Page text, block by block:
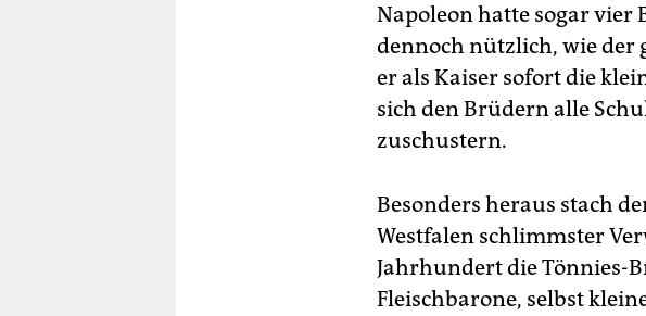
Napoleon hatte sogar vier
dennoch nützlich, wie der
er als Kaiser sofort die
sich den Brüdern alle
zuschustern.
Besonders heraus stach
Westfalen schlimmster
Jahrhundert die Tönnies-
Fleischbarone, selbst